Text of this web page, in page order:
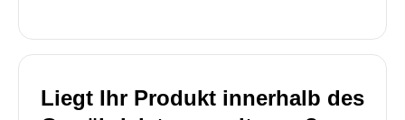
Liegt Ihr Produkt innerhalb des